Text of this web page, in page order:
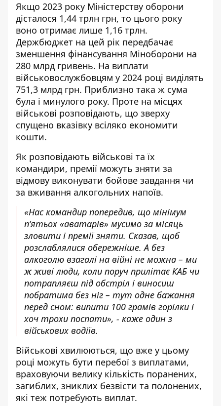
Якщо 2023 року Міністерству оборони
дісталося 1,44 трлн грн, то цього року
воно отримає лише 1,16 трлн.
Держбюджет на цей рік передбачає
зменшення фінансування Міноборони на
280 млрд гривень. На виплати
військовослужбовцям у 2024 році виділять
751,3 млрд грн. Приблизно така ж сума
була і минулого року. Проте на місцях
військові розповідають, що зверху
спущено вказівку всіляко економити
кошти.
Як розповідають військові та їх
командири, премії можуть зняти за
відмову виконувати бойове завдання чи
за вживання алкогольних напоїв.
«Нас командир попередив, що мінімум
п’ятьох «аватарів» мусимо за місяць
зловити і премії зняти. Сказав, щоб
розслаблялися обережніше. А без
алкоголю взагалі на війні не можна – ми
ж живі люди, коли поруч прилітає КАБ чи
потрапляєш під обстріл і виносиш
побратима без ніг – тут одне бажання
перед сном: випити 100 грамів горілки і
хоч трохи поспати», - каже один з
військових водіїв.
Військові хвилюються, що вже у цьому
році можуть бути перебої з виплатами,
враховуючи велику кількість поранених,
загиблих, зниклих безвісти та полонених,
які теж потребують виплат.